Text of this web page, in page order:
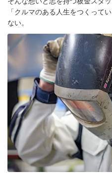
「クルマのある人生をつくって
ない。